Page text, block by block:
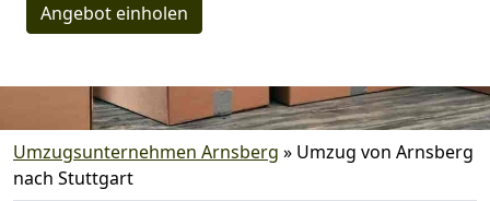
Angebot einholen
Umzugsunternehmen Arnsberg » Umzug von Arnsberg
nach Stuttgart